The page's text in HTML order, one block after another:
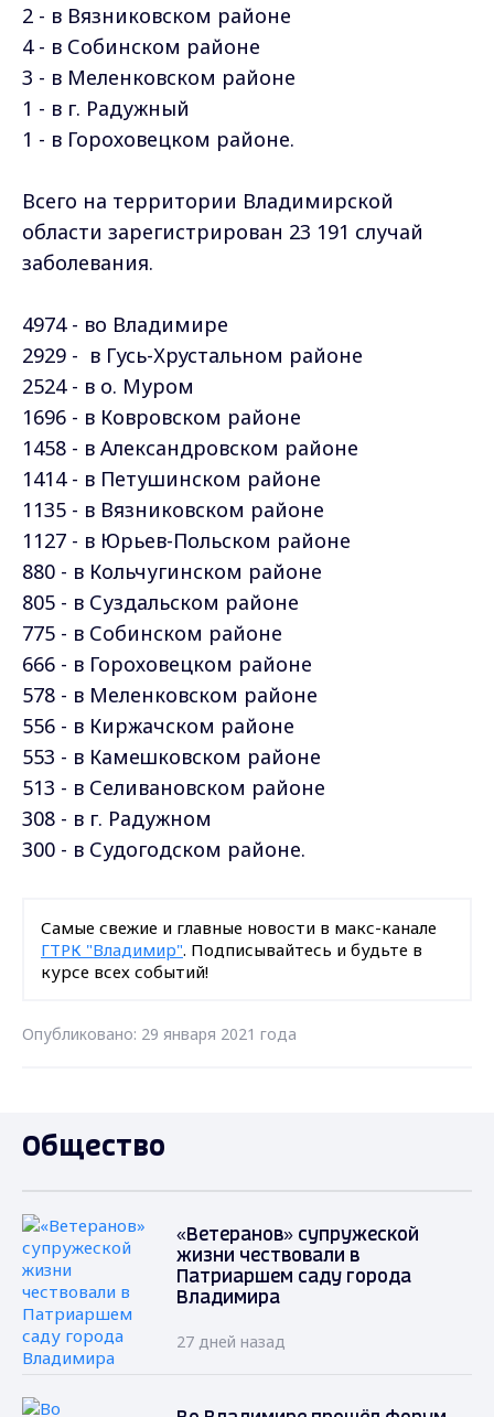
2 - в Вязниковском районе
4 - в Собинском районе
3 - в Меленковском районе
1 - в г. Радужный
1 - в Гороховецком районе.
Всего на территории Владимирской
области зарегистрирован 23 191 случай
заболевания.
4974 - во Владимире
2929 - в Гусь-Хрустальном районе
2524 - в о. Муром
1696 - в Ковровском районе
1458 - в Александровском районе
1414 - в Петушинском районе
1135 - в Вязниковском районе
1127 - в Юрьев-Польском районе
880 - в Кольчугинском районе
805 - в Суздальском районе
775 - в Собинском районе
666 - в Гороховецком районе
578 - в Меленковском районе
556 - в Киржачском районе
553 - в Камешковском районе
513 - в Селивановском районе
308 - в г. Радужном
300 - в Судогодском районе.
Самые свежие и главные новости в макс-канале
ГТРК "Владимир". Подписывайтесь и будьте в
курсе всех событий!
Опубликовано: 29 января 2021 года
Общество
«Ветеранов» супружеской
жизни чествовали в
Патриаршем саду города
Владимира
27 дней назад